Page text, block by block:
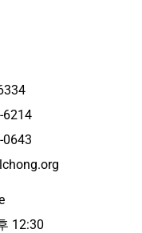
6214
0643
12:30